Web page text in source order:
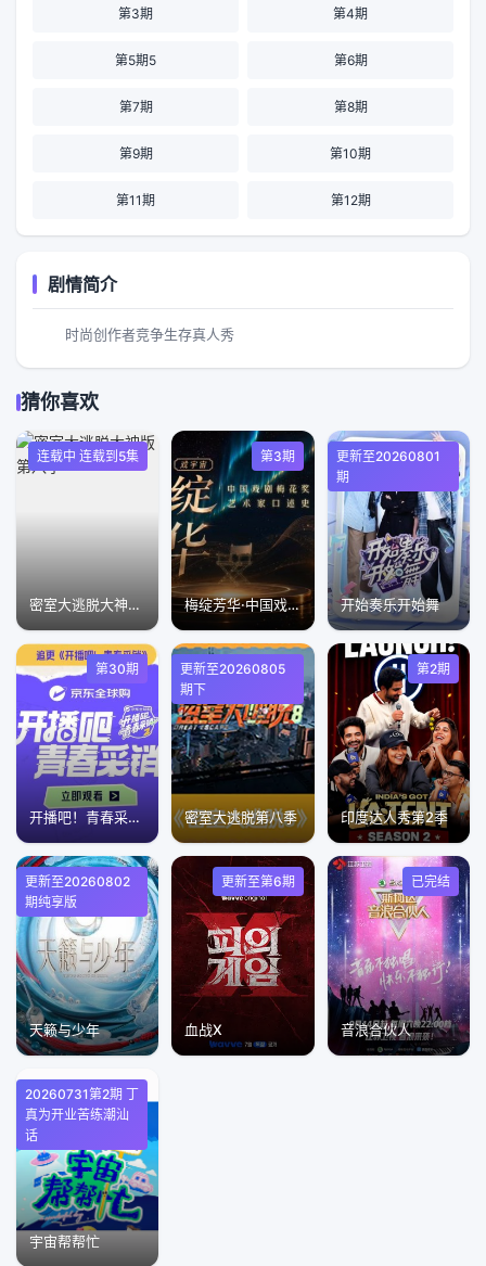
第3期 第4期
第5期5 第6期
第7期 第8期
第9期 第10期
第11期 第12期
剧情简介
时尚创作者竞争生存真人秀
猜你喜欢
连载中 连载到5集
密室大逃脱大神版第八季
第3期
梅绽芳华·中国戏剧梅花奖艺术家口述史
更新至20260801
期
开始奏乐开始舞
第30期
开播吧！青春采销第2季
更新至20260805
期下
密室大逃脱第八季
第2期
印度达人秀第2季
更新至20260802
期纯享版
天籁与少年
更新至第6期
血战X
已完结
音浪合伙人
20260731第2期 丁
真为开业苦练潮汕
话
宇宙帮帮忙